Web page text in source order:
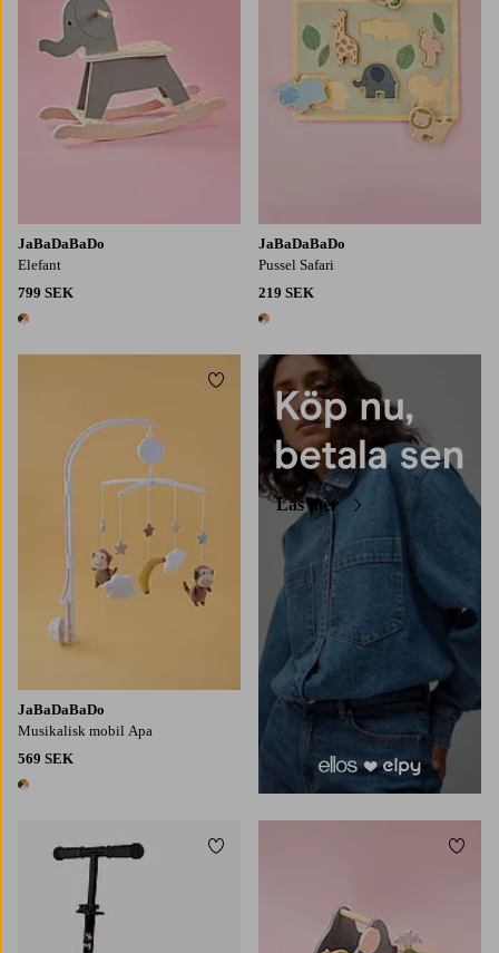
JaBaDaBaDo
Elefant
799 SEK
1 färg
JaBaDaBaDo
Pussel Safari
219 SEK
1 färg
JaBaDaBaDo
Musikalisk mobil Apa
569 SEK
1 färg
Lägg till i favoriter
Läs mer
Lägg till i favoriter